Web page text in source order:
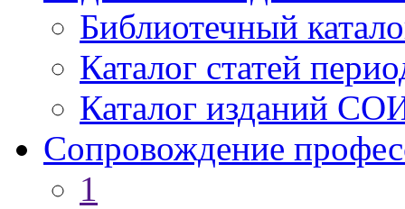
Библиотечный
Каталог статей
Каталог изданий
Сопровождение
1